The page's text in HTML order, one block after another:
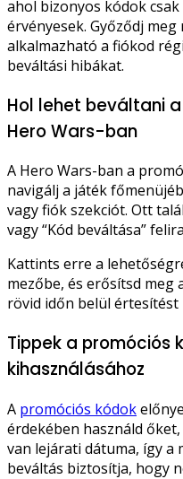
ahol bizonyos kódok
érvényesek. Győződj
alkalmazható a fiókod
beváltási hibákat.
Hol lehet beváltani
Hero Wars-ban
A Hero Wars-ban a
navigálj a játék
vagy fiók szekciót. Ott
vagy “Kód beváltása”
Kattints erre a
mezőbe, és erősítsd meg
rövid időn belül értesítést
Tippek a promóciós
kihasználásához
A promóciós kódok
érdekében használd
van lejárati dátuma, így
beváltás biztosítja, hogy